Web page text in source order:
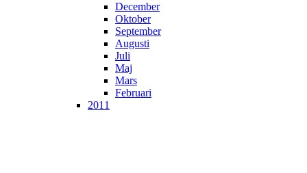
December
Oktober
September
Augusti
Juli
Maj
Mars
Februari
2011